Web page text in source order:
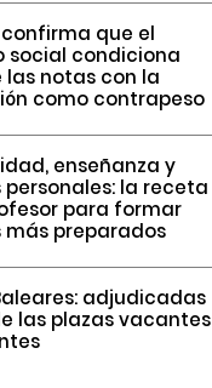
confirma que el
social condiciona
las notas con la
como contrapeso
enseñanza y
la receta
para formar
más preparados
adjudicadas
las plazas vacantes